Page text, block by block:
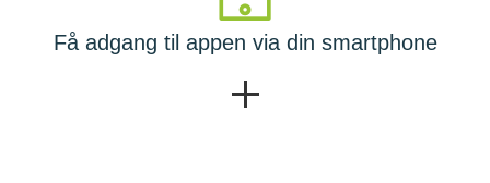
Få adgang til appen via din smartphone